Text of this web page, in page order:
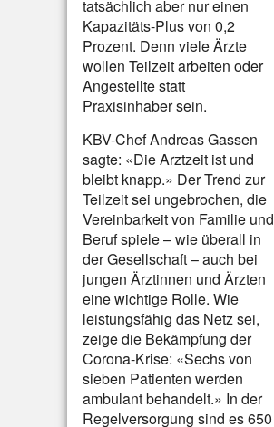
tatsächlich aber nur einen
Kapazitäts-Plus von 0,2
Prozent. Denn viele Ärzte
wollen Teilzeit arbeiten oder
Angestellte statt
Praxisinhaber sein.
KBV-Chef Andreas Gassen
sagte: «Die Arztzeit ist und
bleibt knapp.» Der Trend zur
Teilzeit sei ungebrochen, die
Vereinbarkeit von Familie und
Beruf spiele – wie überall in
der Gesellschaft – auch bei
jungen Ärztinnen und Ärzten
eine wichtige Rolle. Wie
leistungsfähig das Netz sei,
zeige die Bekämpfung der
Corona-Krise: «Sechs von
sieben Patienten werden
ambulant behandelt.» In der
Regelversorgung sind es 650